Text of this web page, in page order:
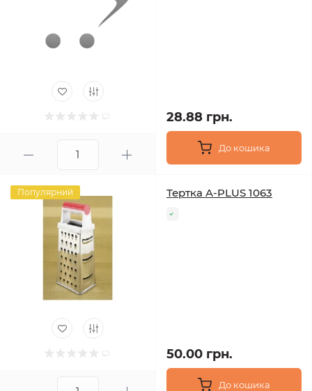
28.88 грн.
До кошика
Популярний Тертка A-PLUS 1063
50.00 грн.
До кошика